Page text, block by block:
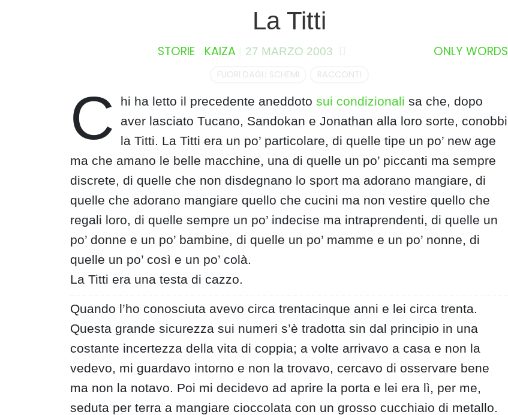
La Titti
STORIE KAIZA 27 MARZO 2003 ONLY WORDS
FUORI DAGLI SCHEMI RACCONTI
C hi ha letto il precedente aneddotosui condizionali sa che, dopo
aver lasciato Tucano, Sandokan e Jonathan alla loro sorte, conobbi
la Titti. La Titti era un po’ particolare, di quelle tipe un po’ new age
ma che amano le belle macchine, una di quelle un po’ piccanti ma sempre
discrete, di quelle che non disdegnano lo sport ma adorano mangiare, di
quelle che adorano mangiare quello che cucini ma non vestire quello che
regali loro, di quelle sempre un po’ indecise ma intraprendenti, di quelle un
po’ donne e un po’ bambine, di quelle un po’ mamme e un po’ nonne, di
quelle un po’ così e un po’ colà.
La Titti era una testa di cazzo.
Quando l’ho conosciuta avevo circa trentacinque anni e lei circa trenta.
Questa grande sicurezza sui numeri s’è tradotta sin dal principio in una
costante incertezza della vita di coppia; a volte arrivavo a casa e non la
vedevo, mi guardavo intorno e non la trovavo, cercavo di osservare bene
ma non la notavo. Poi mi decidevo ad aprire la porta e lei era lì, per me,
seduta per terra a mangiare cioccolata con un grosso cucchiaio di metallo.